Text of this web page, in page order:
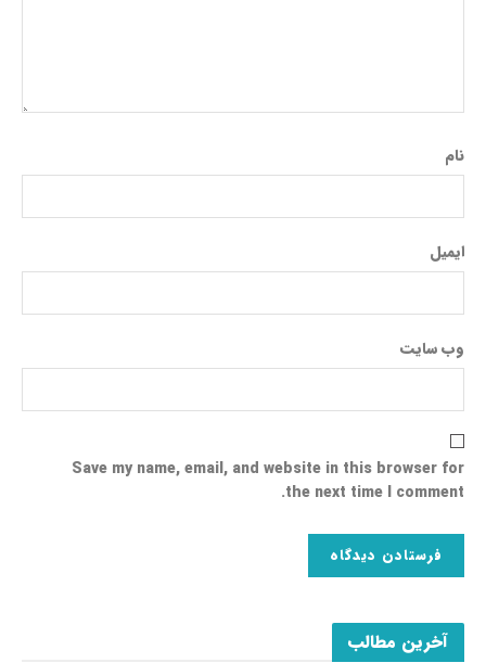
آخرین مطالب
نام
ایمیل
وب‌ سایت
Save my name, email, and website in this browser for
the next time I comment.